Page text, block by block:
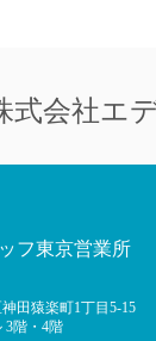
式会社エ
フ東京営業所
田猿楽町1丁目5-15
3階・4階